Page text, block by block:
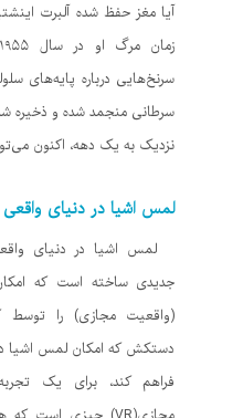
سرنخ‌هایی درباره پایه‌های
سرطانی منجمد شده و ذخیره
نزدیک به یک دهه، اکنون
لمس اشیا در دنیای
جدیدی ساخته است که
(واقعیت مجازی) را توسط
دستکش که امکان لمس اشیا
فراهم کند، برای یک